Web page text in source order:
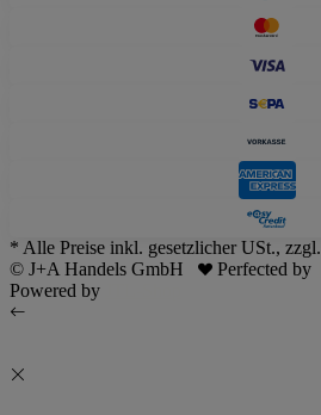
* Alle Preise inkl. gesetzlicher USt., zzgl.
© J+A Handels GmbH
Perfected by
Powered by